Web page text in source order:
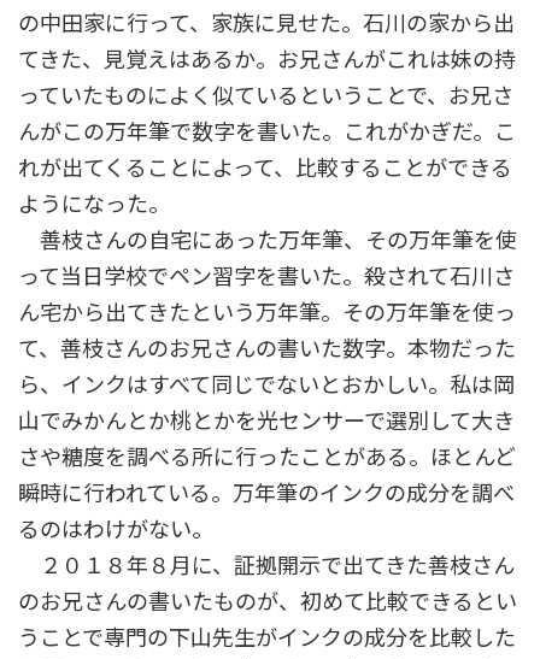
の中田家に行って、家族に見せた。石川の家から出
てきた、見覚えはあるか。お兄さんがこれは妹の持
っていたものによく似ているということで、お兄さ
んがこの万年筆で数字を書いた。これがかぎだ。こ
れが出てくることによって、比較することができる
ようになった。
善枝さんの自宅にあった万年筆、その万年筆を使
って当日学校でペン習字を書いた。殺されて石川さ
ん宅から出てきたという万年筆。その万年筆を使っ
て、善枝さんのお兄さんの書いた数字。本物だった
ら、インクはすべて同じでないとおかしい。私は岡
山でみかんとか桃とかを光センサーで選別して大き
さや糖度を調べる所に行ったことがある。ほとんど
瞬時に行われている。万年筆のインクの成分を調べ
るのはわけがない。
２０１８年８月に、証拠開示で出てきた善枝さん
のお兄さんの書いたものが、初めて比較できるとい
うことで専門の下山先生がインクの成分を比較した